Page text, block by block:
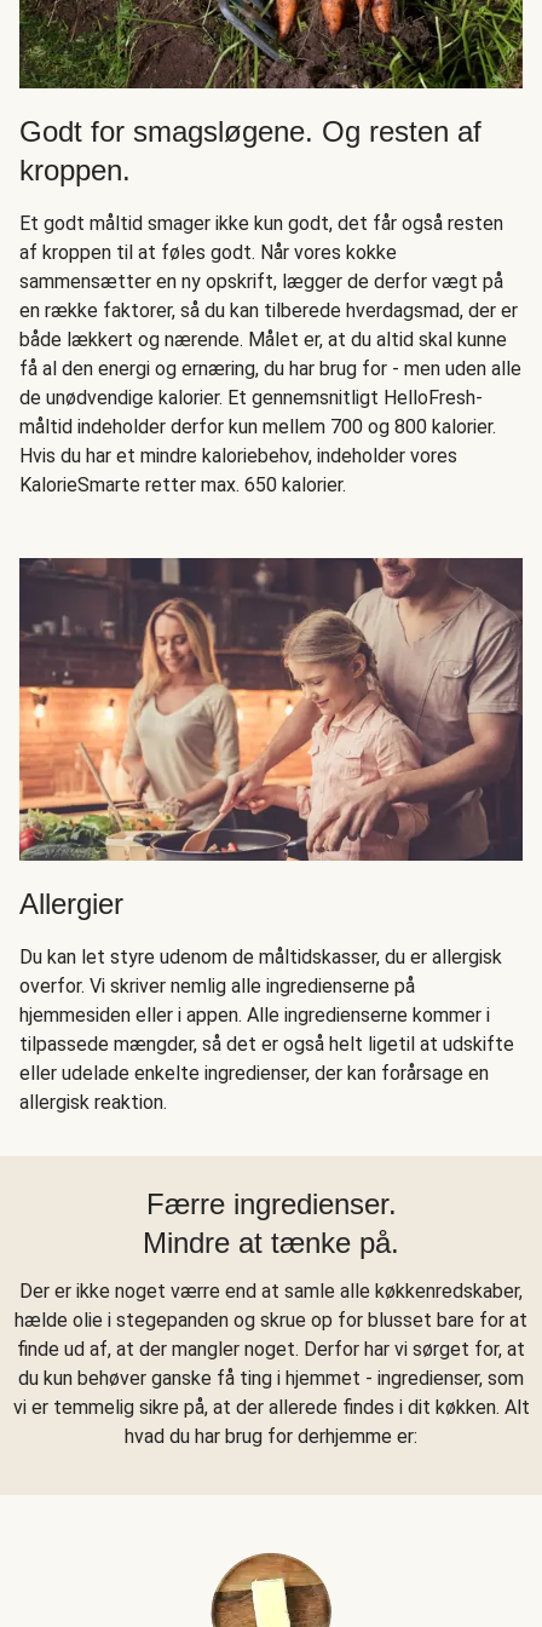
Godt for smagsløgene. Og resten af
kroppen.
Et godt måltid smager ikke kun godt, det får også resten
af kroppen til at føles godt. Når vores kokke
sammensætter en ny opskrift, lægger de derfor vægt på
en række faktorer, så du kan tilberede hverdagsmad, der er
både lækkert og nærende. Målet er, at du altid skal kunne
få al den energi og ernæring, du har brug for - men uden alle
de unødvendige kalorier. Et gennemsnitligt HelloFresh-
måltid indeholder derfor kun mellem 700 og 800 kalorier.
Hvis du har et mindre kaloriebehov, indeholder vores
KalorieSmarte retter max. 650 kalorier.
Allergier
Du kan let styre udenom de måltidskasser, du er allergisk
overfor. Vi skriver nemlig alle ingredienserne på
hjemmesiden eller i appen. Alle ingredienserne kommer i
tilpassede mængder, så det er også helt ligetil at udskifte
eller udelade enkelte ingredienser, der kan forårsage en
allergisk reaktion.
Færre ingredienser.
Mindre at tænke på.
Der er ikke noget værre end at samle alle køkkenredskaber,
hælde olie i stegepanden og skrue op for blusset bare for at
finde ud af, at der mangler noget. Derfor har vi sørget for, at
du kun behøver ganske få ting i hjemmet - ingredienser, som
vi er temmelig sikre på, at der allerede findes i dit køkken. Alt
hvad du har brug for derhjemme er: